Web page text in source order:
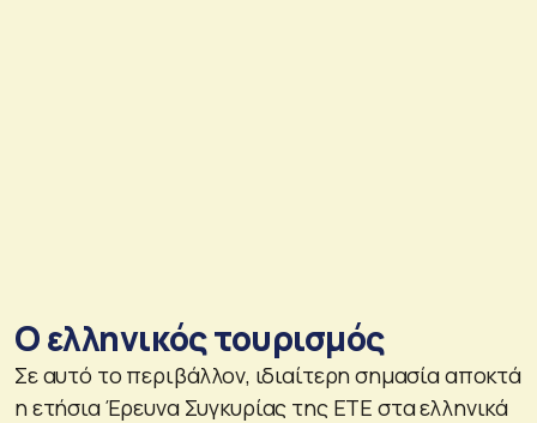
Ο ελληνικός τουρισμός
Σε αυτό το περιβάλλον, ιδιαίτερη σημασία αποκτά
η ετήσια Έρευνα Συγκυρίας της ΕΤΕ στα ελληνικά